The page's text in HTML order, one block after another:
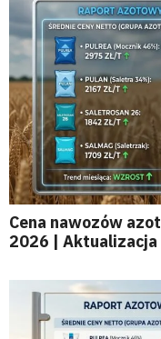
Cena nawozów
2026 | Aktualizacja